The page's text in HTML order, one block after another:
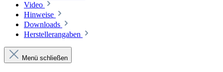
Video
Hinweise
Downloads
Herstellerangaben
Menü schließen